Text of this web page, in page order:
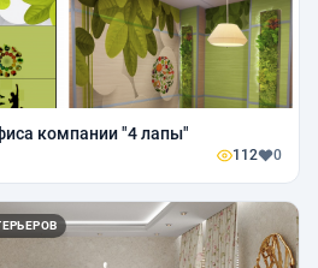
компании "4 лапы"
112 0